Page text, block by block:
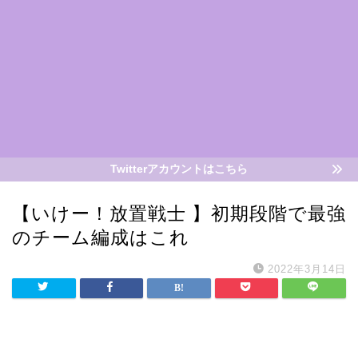
Twitterアカウントはこちら
【いけー！放置戦士 】初期段階で最強
のチーム編成はこれ
2022年3月14日